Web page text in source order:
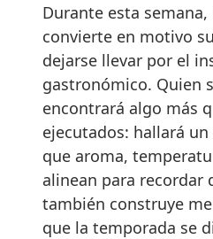
Durante esta
convierte en motivo
dejarse llevar por el
gastronómico. Quien
encontrará algo más
ejecutados: hallará
que aroma,
alinean para recordar
también construye
que la temporada se